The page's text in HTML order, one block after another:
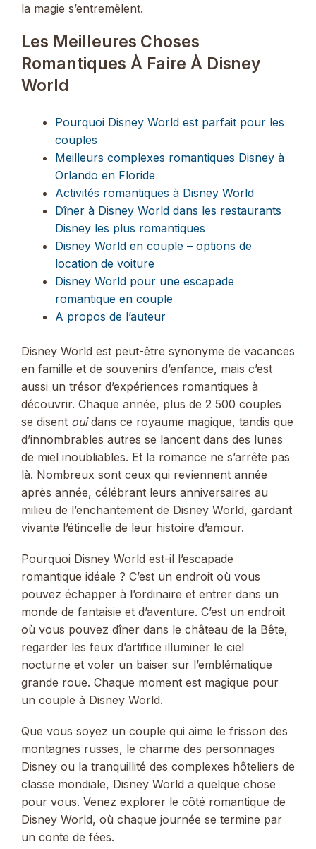
la magie s’entremêlent.
Les Meilleures Choses
Romantiques À Faire À Disney
World
Pourquoi Disney World est parfait pour les
couples
Meilleurs complexes romantiques Disney à
Orlando en Floride
Activités romantiques à Disney World
Dîner à Disney World dans les restaurants
Disney les plus romantiques
Disney World en couple – options de
location de voiture
Disney World pour une escapade
romantique en couple
A propos de l’auteur
Disney World est peut-être synonyme de vacances
en famille et de souvenirs d’enfance, mais c’est
aussi un trésor d’expériences romantiques à
découvrir. Chaque année, plus de 2 500 couples
se disent ouidans ce royaume magique, tandis que
d’innombrables autres se lancent dans des lunes
de miel inoubliables. Et la romance ne s’arrête pas
là. Nombreux sont ceux qui reviennent année
après année, célébrant leurs anniversaires au
milieu de l’enchantement de Disney World, gardant
vivante l’étincelle de leur histoire d’amour.
Pourquoi Disney World est-il l’escapade
romantique idéale ? C’est un endroit où vous
pouvez échapper à l’ordinaire et entrer dans un
monde de fantaisie et d’aventure. C’est un endroit
où vous pouvez dîner dans le château de la Bête,
regarder les feux d’artifice illuminer le ciel
nocturne et voler un baiser sur l’emblématique
grande roue. Chaque moment est magique pour
un couple à Disney World.
Que vous soyez un couple qui aime le frisson des
montagnes russes, le charme des personnages
Disney ou la tranquillité des complexes hôteliers de
classe mondiale, Disney World a quelque chose
pour vous. Venez explorer le côté romantique de
Disney World, où chaque journée se termine par
un conte de fées.